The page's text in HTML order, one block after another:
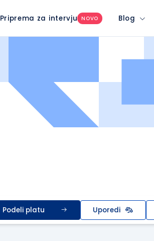
Priprema za intervju NOVO Blog
Podeli platu Uporedi